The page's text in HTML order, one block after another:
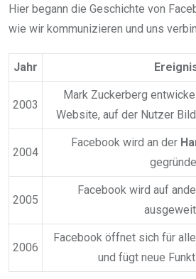
Hier begann die Geschichte von
wie wir kommunizieren und uns
Jahr
2003
Mark Zuckerberg
Website, auf der Nutzer
2004
Facebook wird an der
2005
Facebook wird auf
2006
Facebook öffnet sich für
und fügt neue